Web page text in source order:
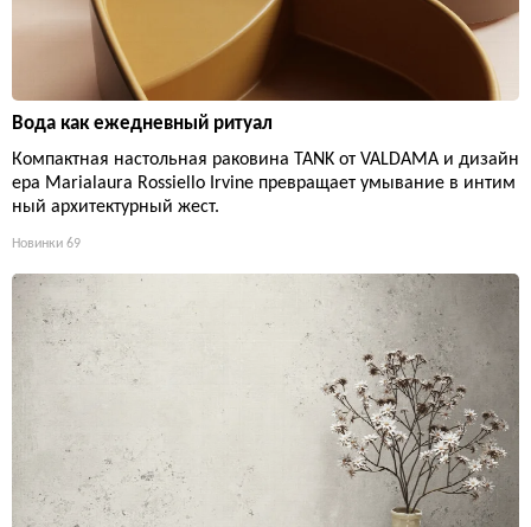
Вода как ежедневный ритуал
Компактная настольная раковина TANK от VALDAMA и дизайн
ера Marialaura Rossiello Irvine превращает умывание в интим
ный архитектурный жест.
Новинки 69